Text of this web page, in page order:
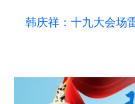
韩庆祥：十九大会场